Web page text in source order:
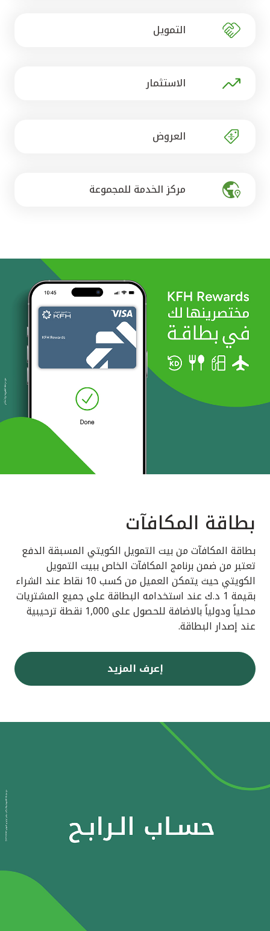
مصر
التمويل
الاستثمار
العروض
مركز الخدمة للمجموعة
بطاقة المكافآت
بطاقة المكافآت من بيت التمويل الكويتي المسبقة الدفع
تعتبر من ضمن برنامج المكافآت الخاص ببيت التمويل
الكويتي حيث يتمكن العميل من كسب 10 نقاط عند الشراء
بقيمة 1 د.ك عند استخدامه البطاقة على جميع المشتريات
محلياً ودولياً بالاضافة للحصول على 1,000 نقطة ترحيبية
عند إصدار البطاقة.
إعرف المزيد